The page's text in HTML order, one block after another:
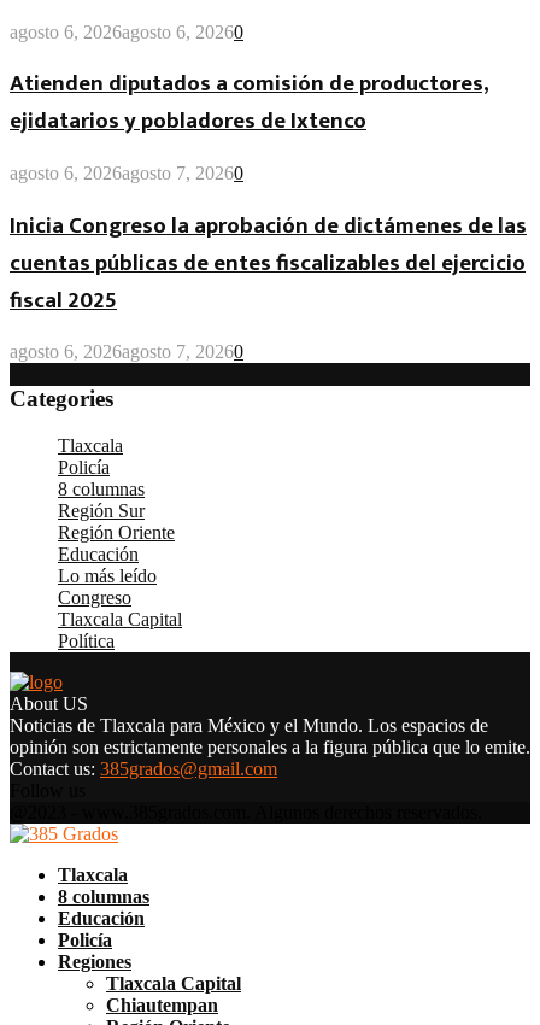
agosto 6, 2026agosto 6, 20260
Atienden diputados a comisión de productores,
ejidatarios y pobladores de Ixtenco
agosto 6, 2026agosto 7, 20260
Inicia Congreso la aprobación de dictámenes de las
cuentas públicas de entes fiscalizables del ejercicio
fiscal 2025
agosto 6, 2026agosto 7, 20260
Categories
Tlaxcala
Policía
8 columnas
Región Sur(3.341)
Región Oriente
Educación
Lo más leído
Congreso
Tlaxcala Capital
Política
About US
Noticias de Tlaxcala para México y el Mundo. Los espacios de
opinión son estrictamente personales a la figura pública que lo emite.
Contact us: 385grados@gmail.com
Tlaxcala
8 columnas
Educación
Policía
Regiones
Tlaxcala Capital
Chiautempan